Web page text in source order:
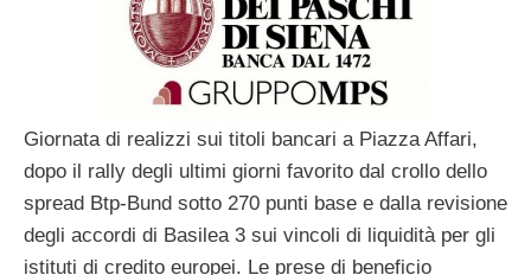
Giornata di realizzi sui titoli bancari a Piazza Affari,
dopo il rally degli ultimi giorni favorito dal crollo dello
spread Btp-Bund sotto 270 punti base e dalla revisione
degli accordi di Basilea 3 sui vincoli di liquidità per gli
istituti di credito europei. Le prese di beneficio